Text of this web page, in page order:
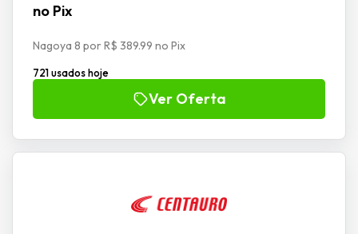
no Pix
Nagoya 8 por R$ 389.99 no Pix
721 usados hoje
Ver Oferta